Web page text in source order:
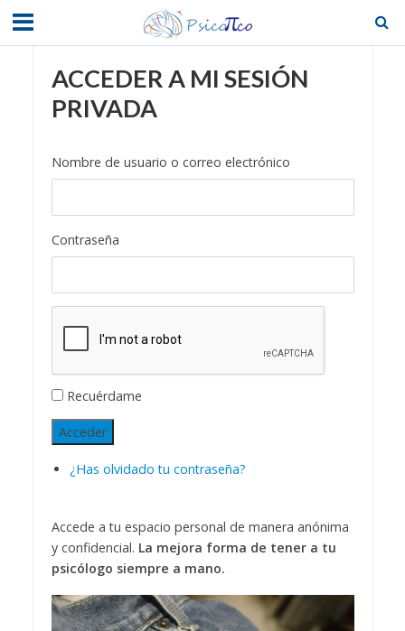
ACCEDER A MI SESIÓN
PRIVADA
Nombre de usuario o correo electrónico
Contraseña
Recuérdame
Acceder
¿Has olvidado tu contraseña?
Accede a tu espacio personal de manera anónima
y confidencial. La mejora forma de tener a tu
psicólogo siempre a mano.